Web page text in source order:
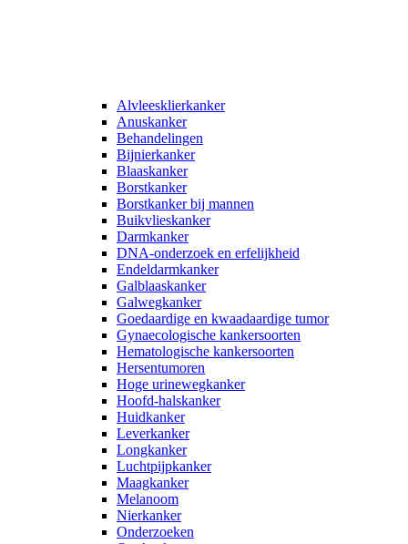
Alvleesklierkanker
Anuskanker
Behandelingen
Bijnierkanker
Blaaskanker
Borstkanker
Borstkanker bij mannen
Buikvlieskanker
Darmkanker
DNA-onderzoek en erfelijkheid
Endeldarmkanker
Galblaaskanker
Galwegkanker
Goedaardige en kwaadaardige tumor
Gynaecologische kankersoorten
Hematologische kankersoorten
Hersentumoren
Hoge urinewegkanker
Hoofd-halskanker
Huidkanker
Leverkanker
Longkanker
Luchtpijpkanker
Maagkanker
Melanoom
Nierkanker
Onderzoeken